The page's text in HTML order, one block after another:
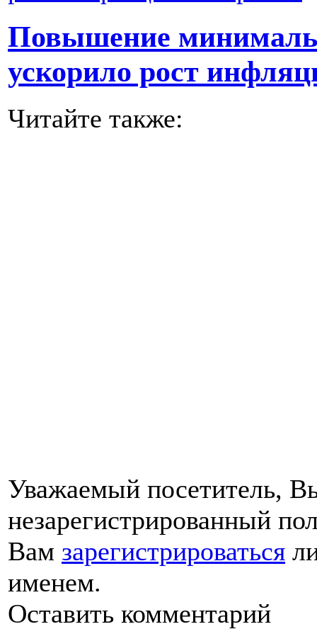
Повышение
ускорило рост
Читайте также:
Уважаемый посетитель,
незарегистрированный
Вам зарегистрироваться
именем.
Оставить комментарий